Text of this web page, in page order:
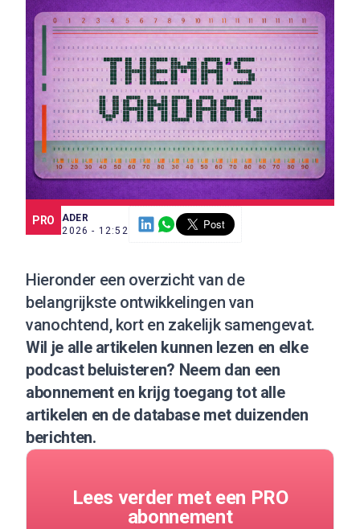
PRO
SCE TRADER
7 JUL. 2026 - 12:52
Hieronder een overzicht van de
belangrijkste ontwikkelingen van
vanochtend, kort en zakelijk samengevat.
Wil je alle artikelen kunnen lezen en elke
podcast beluisteren? Neem dan een
abonnementen krijg toegang tot alle
artikelen en de database met duizenden
berichten.
Lees verder met een PRO
abonnement